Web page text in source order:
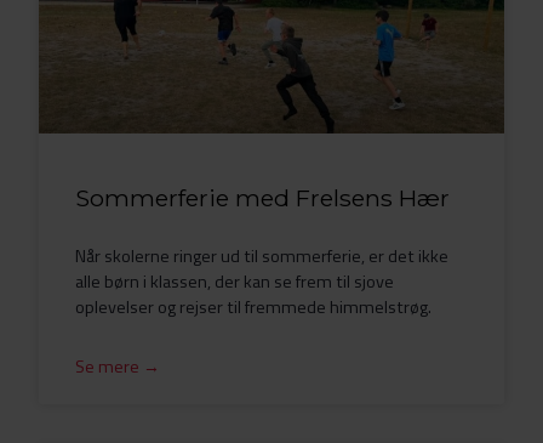
Sommerferie med Frelsens Hær
Når skolerne ringer ud til sommerferie, er det ikke
alle børn i klassen, der kan se frem til sjove
oplevelser og rejser til fremmede himmelstrøg.
Se mere →